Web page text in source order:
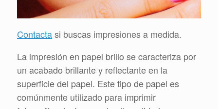
Contactasi buscas impresiones a medida.
La impresión en papel brillo se caracteriza por
un acabado brillante y reflectante en la
superficie del papel. Este tipo de papel es
comúnmente utilizado para imprimir